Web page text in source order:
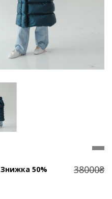
Знижка 50% 38000₴